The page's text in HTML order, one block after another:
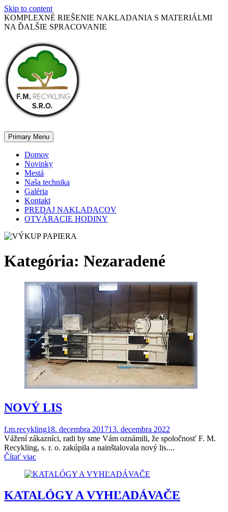
Skip to content
KOMPLEXNÉ RIEŠENIE NAKLADANIA S MATERIÁLMI
NA ĎALŠIE SPRACOVANIE
Primary Menu
Domov
Novinky
Mestá
Naša technika
Galéria
Kontakt
PREDAJ NAKLADACOV
OTVÁRACIE HODINY
Kategória: Nezaradené
NOVÝ LIS
f.m.recykling18. decembra 201713. decembra 2022
Vážení zákazníci, radi by sme Vám oznámili, že spoločnosť F. M.
Recykling, s. r. o. zakúpila a nainštalovala nový lis....
Čítať viac
KATALÓGY A VYHĽADÁVAČE